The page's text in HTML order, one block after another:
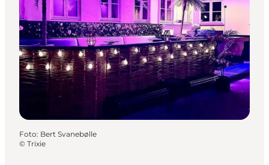
Foto: Bert Svanebølle
© Trixie